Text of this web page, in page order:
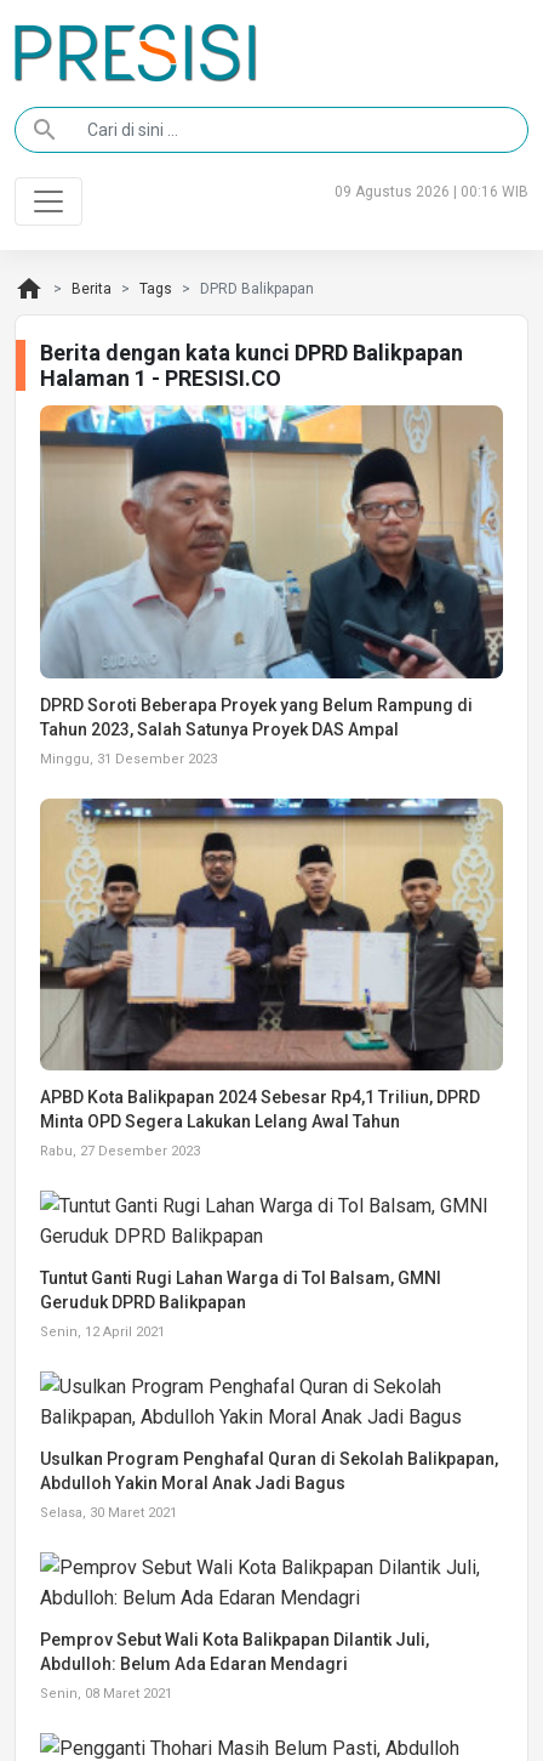
search
09 Agustus 2026 | 00:16 WIB
home Berita Tags DPRD Balikpapan
Berita dengan kata kunci DPRD Balikpapan
Halaman 1 - PRESISI.CO
DPRD Soroti Beberapa Proyek yang Belum Rampung di
Tahun 2023, Salah Satunya Proyek DAS Ampal
Minggu, 31 Desember 2023
APBD Kota Balikpapan 2024 Sebesar Rp4,1 Triliun, DPRD
Minta OPD Segera Lakukan Lelang Awal Tahun
Rabu, 27 Desember 2023
Tuntut Ganti Rugi Lahan Warga di Tol Balsam, GMNI
Geruduk DPRD Balikpapan
Senin, 12 April 2021
Usulkan Program Penghafal Quran di Sekolah Balikpapan,
Abdulloh Yakin Moral Anak Jadi Bagus
Selasa, 30 Maret 2021
Pemprov Sebut Wali Kota Balikpapan Dilantik Juli,
Abdulloh: Belum Ada Edaran Mendagri
Senin, 08 Maret 2021